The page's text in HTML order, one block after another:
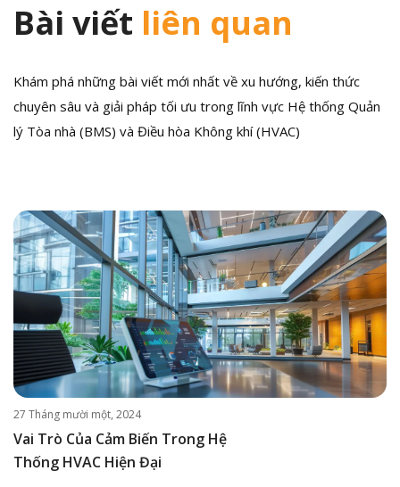
Bài viết liên quan
Khám phá những bài viết mới nhất về xu hướng, kiến thức
chuyên sâu và giải pháp tối ưu trong lĩnh vực Hệ thống Quản
lý Tòa nhà (BMS) và Điều hòa Không khí (HVAC)
27 Tháng mười một, 2024
Vai Trò Của Cảm Biến Trong Hệ
Thống HVAC Hiện Đại